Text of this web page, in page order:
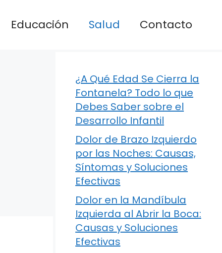
Educación Salud Contacto
¿A Qué Edad Se Cierra la
Fontanela? Todo lo que
Debes Saber sobre el
Desarrollo Infantil
Dolor de Brazo Izquierdo
por las Noches: Causas,
Síntomas y Soluciones
Efectivas
Dolor en la Mandíbula
Izquierda al Abrir la Boca:
Causas y Soluciones
Efectivas